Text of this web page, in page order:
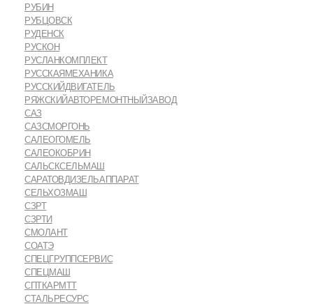
РУБИН
РУБЦОВСК
РУДЕНСК
РУСКОН
РУСЛАНКОМПЛЕКТ
РУССКАЯМЕХАНИКА
РУССКИЙДВИГАТЕЛЬ
РЯЖСКИЙАВТОРЕМОНТНЫЙЗАВОД
САЗ
САЗСМОРГОНЬ
САЛЕОГОМЕЛЬ
САЛЕОКОБРИН
САЛЬСКСЕЛЬМАШ
САРАТОВДИЗЕЛЬАППАРАТ
СЕЛЬХОЗМАШ
СЗРТ
СЗРТИ
СМОЛАНТ
СОАТЭ
СПЕЦГРУППСЕРВИС
СПЕЦМАШ
СПТКАРМТТ
СТАЛЬРЕСУРС